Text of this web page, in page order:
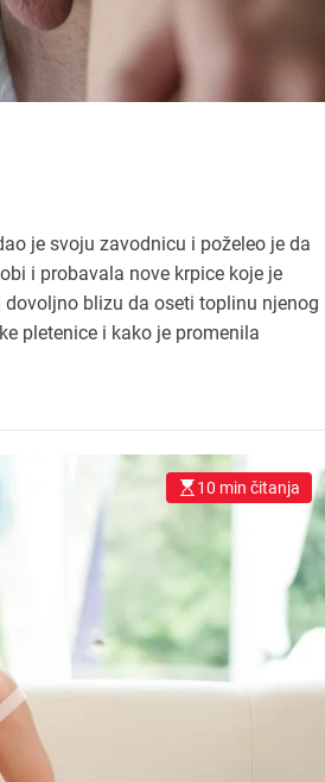
je svoju zavodnicu i poželeo je da
i probavala nove krpice koje je
dovoljno blizu da oseti toplinu njenog
pletenice i kako je promenila
10 min čitanja